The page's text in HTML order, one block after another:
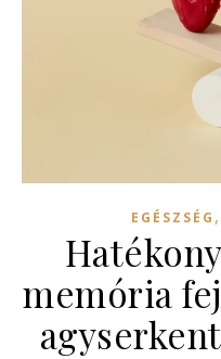
EGÉSZSÉG ,
memória